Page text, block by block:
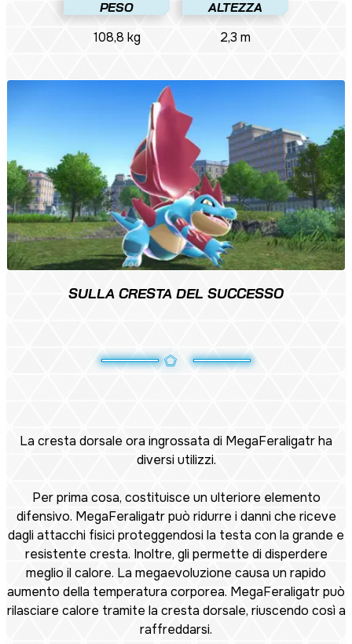
PESO
108,8 kg
ALTEZZA
2,3 m
SULLA CRESTA DEL SUCCESSO
La cresta dorsale ora ingrossata di MegaFeraligatr ha
diversi utilizzi.
Per prima cosa, costituisce un ulteriore elemento
difensivo. MegaFeraligatr può ridurre i danni che riceve
dagli attacchi fisici proteggendosi la testa con la grande e
resistente cresta. Inoltre, gli permette di disperdere
meglio il calore. La megaevoluzione causa un rapido
aumento della temperatura corporea. MegaFeraligatr può
rilasciare calore tramite la cresta dorsale, riuscendo così a
raffreddarsi.